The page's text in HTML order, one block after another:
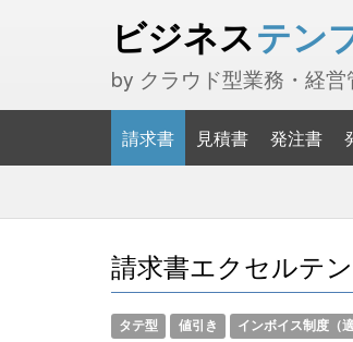
ビジネステン
by クラウド型業務・経
請求書 見積書 発注書
請求書エクセルテ
タテ型 値引き インボイス制度（